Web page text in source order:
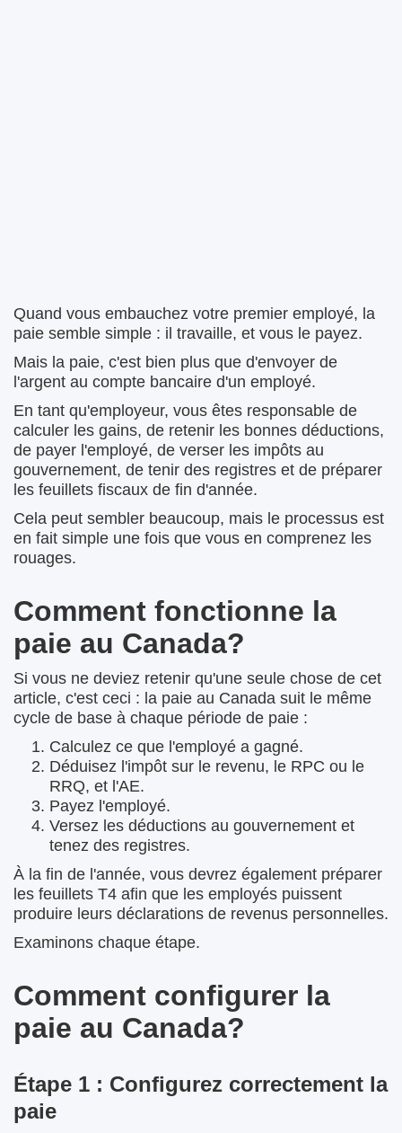
Quand vous embauchez votre premier employé, la
paie semble simple : il travaille, et vous le payez.
Mais la paie, c'est bien plus que d'envoyer de
l'argent au compte bancaire d'un employé.
En tant qu'employeur, vous êtes responsable de
calculer les gains, de retenir les bonnes déductions,
de payer l'employé, de verser les impôts au
gouvernement, de tenir des registres et de préparer
les feuillets fiscaux de fin d'année.
Cela peut sembler beaucoup, mais le processus est
en fait simple une fois que vous en comprenez les
rouages.
Comment fonctionne la
paie au Canada?
Si vous ne deviez retenir qu'une seule chose de cet
article, c'est ceci : la paie au Canada suit le même
cycle de base à chaque période de paie :
Calculez ce que l'employé a gagné.
Déduisez l'impôt sur le revenu, le RPC ou le
RRQ, et l'AE.
Payez l'employé.
Versez les déductions au gouvernement et
tenez des registres.
À la fin de l'année, vous devrez également préparer
les feuillets T4 afin que les employés puissent
produire leurs déclarations de revenus personnelles.
Examinons chaque étape.
Comment configurer la
paie au Canada?
Étape 1 : Configurez correctement la
paie